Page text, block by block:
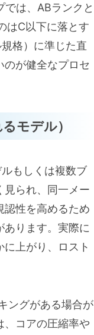
は、ABランクと
はC以下に落とす
格）に準じた直
が健全なプロセ
モデル）
もしくは複数ブ
見られ、同一メー
認性を高めるため
ります。実際に
上がり、ロスト
ングがある場合が
、コアの圧縮率や